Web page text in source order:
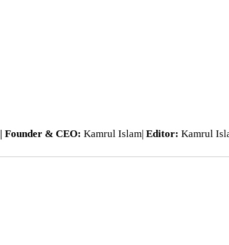
| Founder & CEO: Kamrul Islam| Editor: Kamrul